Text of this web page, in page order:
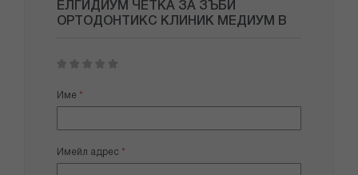
ЕЛГИДИУМ ЧЕТКА ЗА ЗЪБИ
ОРТОДОНТИКС КЛИНИК МЕДИУМ B
star
stars
stars
stars
stars
Име
Имейл адрес